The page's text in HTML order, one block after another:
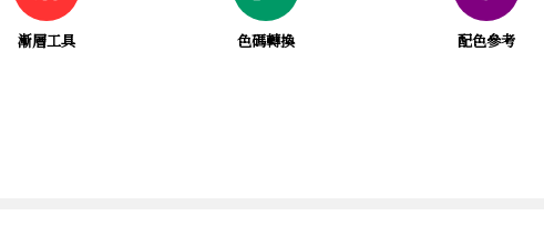
漸層工具 色碼轉換 配色參考